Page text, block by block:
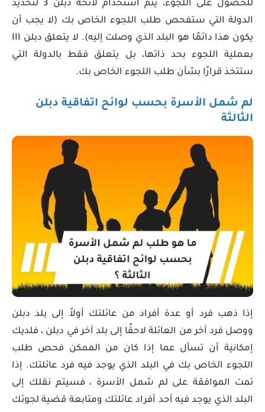
للحصول على اللجوء، يتم استخدام لائحة دبلن 3 لتحديد
الدولة التي ستفحص طلب اللجوء الخاص بك (لا يجب أن
يكون هذا دائمًا هو البلد الذي وصلت إليه). لا يتعلق دبلن III
بعملية اللجوء بحد ذاتها، بل يتعلق فقط بالدولة التي
ستتخذ قرارًا بشأن طلب اللجوء الخاص بك.
لم شمل الأسرة بحسب لوائح اتفاقية دبلن
الثالثة
إذا ذهب فرد أو عدة أفراد من عائلتك أولاً إلى بلد دبلن
ووصل فرد آخر من العائلة لاحقًا إلى بلد آخر في دبلن ، فلديك
إمكانية أن تسأل عما إذا كان من الممكن فحص طلب
اللجوء الخاص بك في البلد الذي يوجد فيه فرد عائلتك. إذا
تمت الموافقة على لم شمل الأسرة ، فسيتم نقلك إلى
البلد الذي يوجد فيه أحد أفراد عائلتك ومتابعة قضية لجوئك